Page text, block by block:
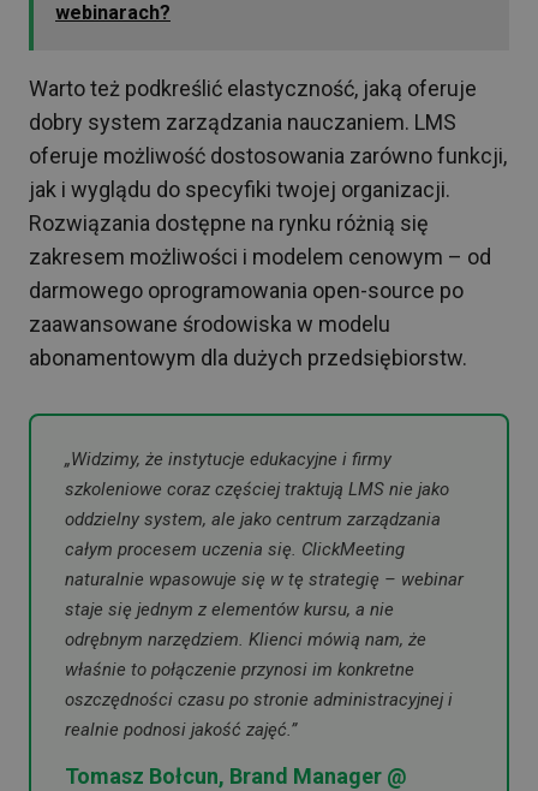
webinarach?
Warto też podkreślić elastyczność, jaką oferuje
dobry system zarządzania nauczaniem. LMS
oferuje możliwość dostosowania zarówno funkcji,
jak i wyglądu do specyfiki twojej organizacji.
Rozwiązania dostępne na rynku różnią się
zakresem możliwości i modelem cenowym – od
darmowego oprogramowania open-source po
zaawansowane środowiska w modelu
abonamentowym dla dużych przedsiębiorstw.
„Widzimy, że instytucje edukacyjne i firmy
szkoleniowe coraz częściej traktują LMS nie jako
oddzielny system, ale jako centrum zarządzania
całym procesem uczenia się. ClickMeeting
naturalnie wpasowuje się w tę strategię – webinar
staje się jednym z elementów kursu, a nie
odrębnym narzędziem. Klienci mówią nam, że
właśnie to połączenie przynosi im konkretne
oszczędności czasu po stronie administracyjnej i
realnie podnosi jakość zajęć.”
Tomasz Bołcun, Brand Manager @